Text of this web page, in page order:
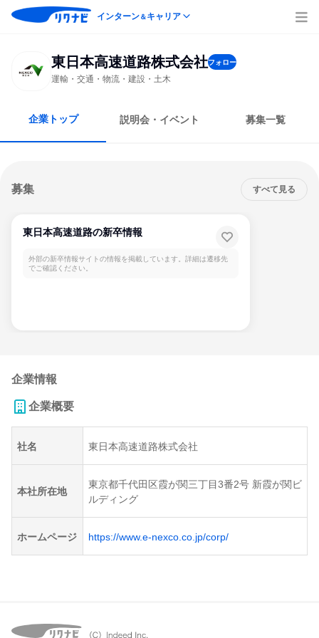
インターン＆キャリア
東日本高速道路株式会社フォロー
運輸・交通・物流・建設・土木
企業トップ 説明会・イベント 募集一覧
募集 すべて見る
東日本高速道路の新卒情報
外部の新卒情報サイトの情報を掲載しています。詳細は遷移先
でご確認ください。
企業情報
企業概要
社名 東日本高速道路株式会社
本社所在地
東京都千代田区霞が関三丁目3番2号 新霞が関ビ
ルディング
ホームページ https://www.e-nexco.co.jp/corp/